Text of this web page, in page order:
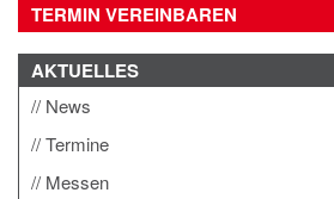
TERMIN VEREINBAREN
AKTUELLES
News
Termine
Messen